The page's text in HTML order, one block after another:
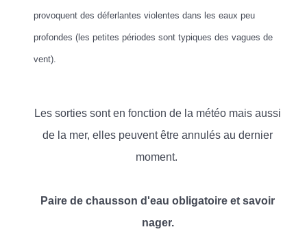
provoquent des déferlantes violentes dans les eaux peu
profondes (les petites périodes sont typiques des vagues de
vent).
Les sorties sont en fonction de la météo mais aussi
de la mer, elles peuvent être annulés au dernier
moment.
Paire de chausson d'eau obligatoire et savoir
nager.